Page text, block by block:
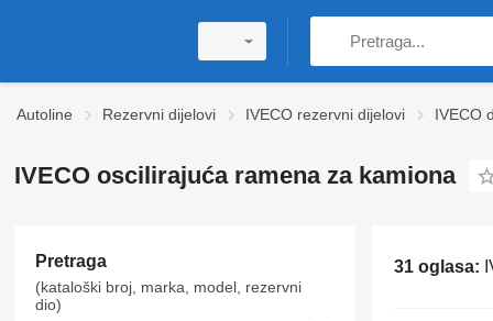
Autoline Rezervni dijelovi IVECO rezervni dijelovi IVECO
IVECO oscilirajuća ramena za kamiona
Pretraga
(kataloški broj, marka, model, rezervni
dio)
31 oglasa: